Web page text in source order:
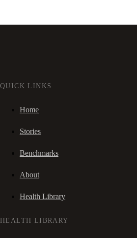
QUICK LINKS
Home
Stories
Benchmarks
About
Health Library
HEALTH LIBRARY